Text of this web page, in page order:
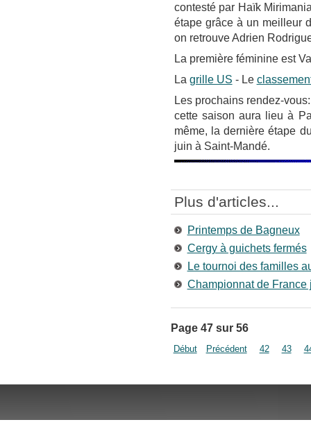
contesté par Haïk
étape grâce à un meilleur
on retrouve Adrien
La première féminine est
La grille US - Le
Les prochains rendez-
cette saison aura lieu à
même, la dernière étape
juin à Saint-Mandé.
Plus d'articles...
Printemps de Bagneux
Cergy à guichets fermés
Le tournoi des familles
Championnat de France
Page 47 sur 56
Début Précédent 42 43